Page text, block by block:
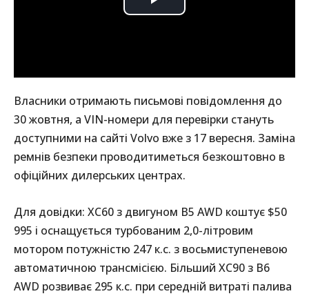
Власники отримають письмові повідомлення до
30 жовтня, а VIN-номери для перевірки стануть
доступними на сайті Volvo вже з 17 вересня. Заміна
ремнів безпеки проводитиметься безкоштовно в
офіційних дилерських центрах.
Для довідки: XC60 з двигуном B5 AWD коштує $50
995 і оснащується турбованим 2,0-літровим
мотором потужністю 247 к.с. з восьмиступеневою
автоматичною трансмісією. Більший XC90 з B6
AWD розвиває 295 к.с. при середній витраті палива